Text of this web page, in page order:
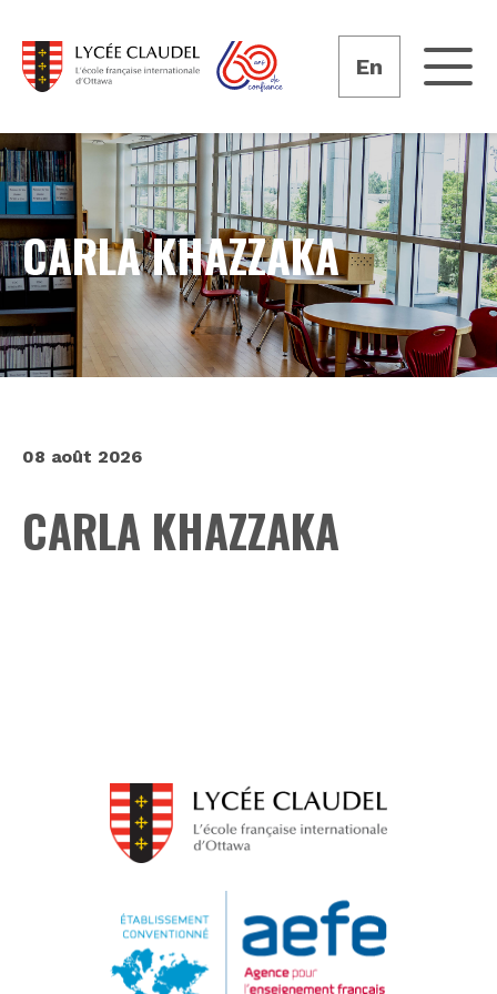
En
CARLA KHAZZAKA
08 août 2026
CARLA KHAZZAKA